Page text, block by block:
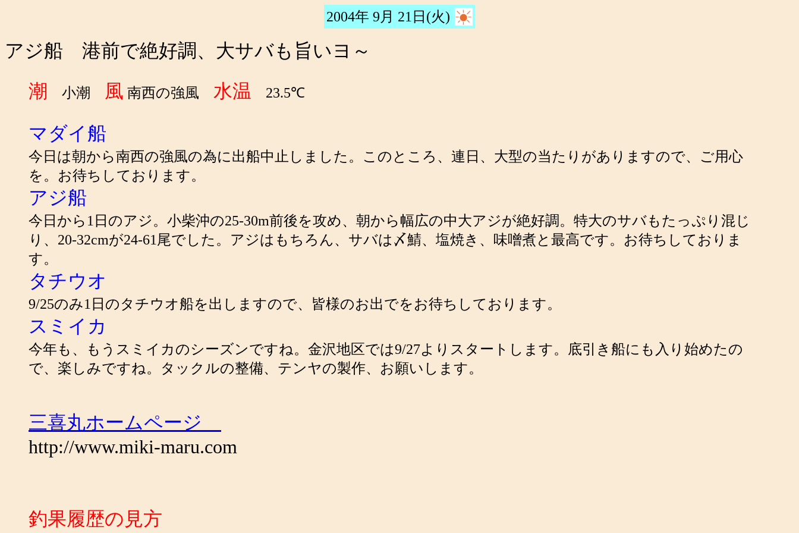
2004年 9月 21日(火)
アジ船 港前で絶好調、大サバも旨いヨ～
潮
小潮 風 南西の強風 水温 23.5℃
マダイ船
今日は朝から南西の強風の為に出船中止しました。このところ、連日、大型の当たりがありますので、ご用心
を。お待ちしております。
アジ船
今日から1日のアジ。小柴沖の25-30m前後を攻め、朝から幅広の中大アジが絶好調。特大のサバもたっぷり混じ
り、20-32cmが24-61尾でした。アジはもちろん、サバは〆鯖、塩焼き、味噌煮と最高です。お待ちしておりま
す。
タチウオ
9/25のみ1日のタチウオ船を出しますので、皆様のお出でをお待ちしております。
スミイカ
今年も、もうスミイカのシーズンですね。金沢地区では9/27よりスタートします。底引き船にも入り始めたの
で、楽しみですね。タックルの整備、テンヤの製作、お願いします。
三喜丸ホームページ
http://www.miki-maru.com
釣果履歴の見方